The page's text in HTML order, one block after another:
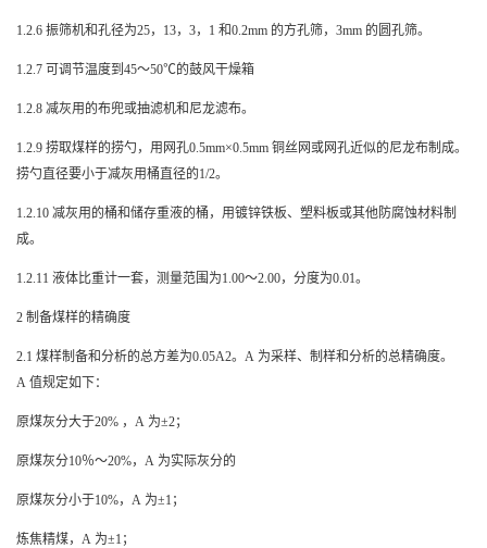
1.2.6 振筛机和孔径为25， 13， 3， 1 和0.2mm 的方孔筛， 3mm 的圆孔筛。
1.2.7 可调节温度到 45～50℃的鼓风干燥箱
1.2.8 减灰用的布兜或抽滤机和尼龙滤布。
1.2.9 捞取煤样的捞勺，用网孔0.5mm×0.5mm 铜丝网或网孔近似的尼龙布制成。
捞勺直径要小于减灰用桶直径的1/2。
1.2.10 减灰用的桶和储存重液的桶，用镀锌铁板、塑料板或其他防腐蚀材料制
成。
1.2.11 液体比重计一套，测量范围为1.00～2.00，分度为0.01。
2 制备煤样的精确度
2.1 煤样制备和分析的总方差为0.05A2。 A 为采样、制样和分析的总精确度。
A 值规定如下：
原煤灰分大于20% ， A 为±2；
原煤灰分10％～20%， A 为实际灰分的
原煤灰分小于10%， A 为±1 ；
炼焦精煤， A 为±1 ；